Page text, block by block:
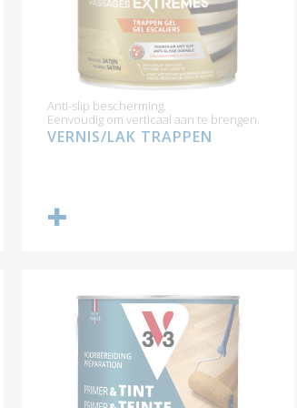
Anti-slip bescherming.
Eenvoudig om verticaal aan te brengen.
VERNIS/LAK TRAPPEN